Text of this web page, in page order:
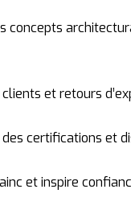
concepts
clients etretours
des certifications et
etinspire